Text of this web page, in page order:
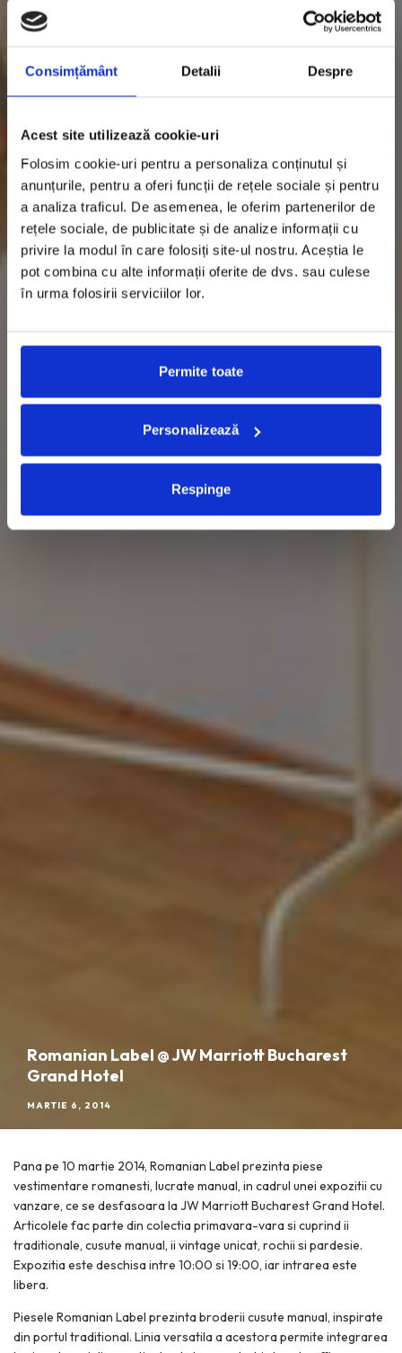
Consimțământ Detalii Despre
Acest site utilizează cookie-uri
Folosim cookie-uri pentru a personaliza conținutul și
anunțurile, pentru a oferi funcții de rețele sociale și pentru
a analiza traficul. De asemenea, le oferim partenerilor de
rețele sociale, de publicitate și de analize informații cu
privire la modul în care folosiți site-ul nostru. Aceștia le
pot combina cu alte informații oferite de dvs. sau culese
în urma folosirii serviciilor lor.
Permite toate
Personalizează
Respinge
Romanian Label @ JW Marriott Bucharest
Grand Hotel
MARTIE 6, 2014
Pana pe 10 martie 2014, Romanian Label prezinta piese
vestimentare romanesti, lucrate manual, in cadrul unei expozitii cu
vanzare, ce se desfasoara la JW Marriott Bucharest Grand Hotel.
Articolele fac parte din colectia primavara-vara si cuprind ii
traditionale, cusute manual, ii vintage unicat, rochii si pardesie.
Expozitia este deschisa intre 10:00 si 19:00, iar intrarea este
libera.
Piesele Romanian Label prezinta broderii cusute manual, inspirate
din portul traditional. Linia versatila a acestora permite integrarea